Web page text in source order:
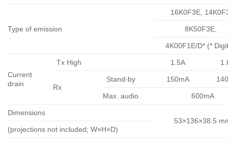
Type of emission
16K0F3E,
8K50F3E,
4K00F1E/D* (*
Current
drain
Tx High 1.5A
Rx
Stand-by 150mA
Max. audio 600mA
Dimensions
53×136×38.5
(projections not included; W×H×D)